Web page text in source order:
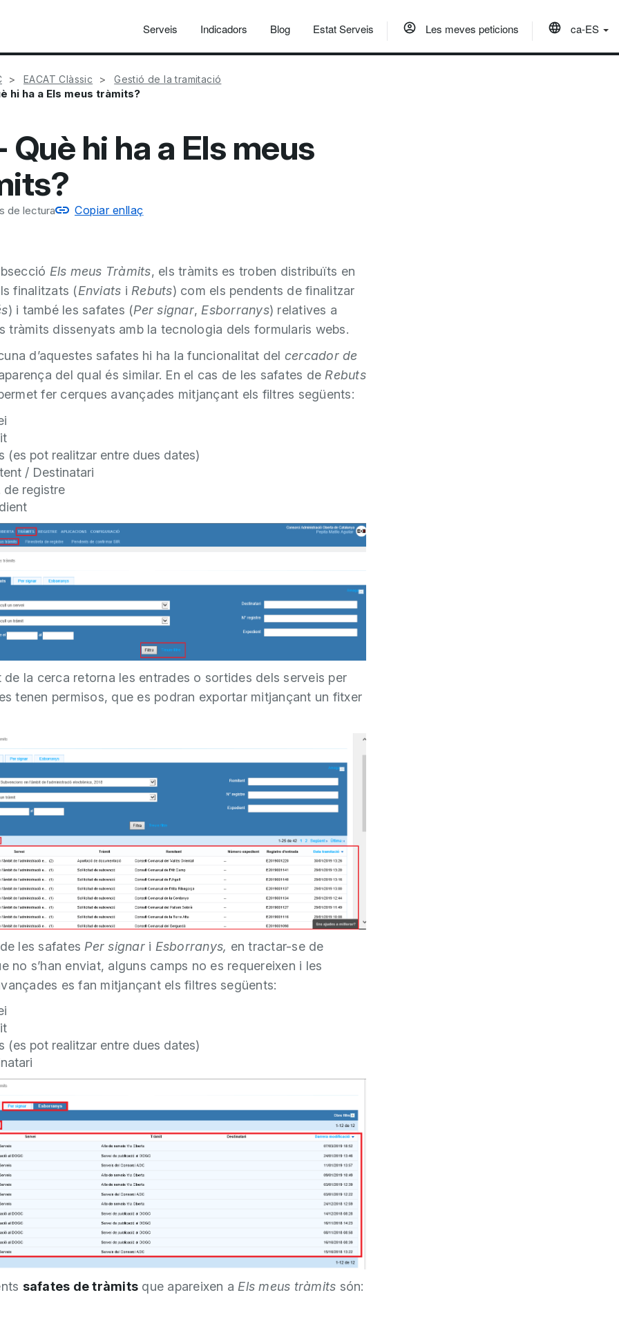
Serveis Indicadors Blog Estat Serveis Les meves peticions ca-ES
EACAT Clàssic Gestió de la tramitació
hi ha a Els meus tràmits?
Què hi ha a Els meus
de lectura Copiar enllaç
Els meus Tràmits, els tràmits es troben distribuïts en
finalitzats (Enviats i Rebuts) com els pendents de finalitzar
) i també les safates (Per signar, Esborranys) relatives a
tràmits dissenyats amb la tecnologia dels formularis webs.
d’aquestes safates hi ha la funcionalitat del cercador de
del qual és similar. En el cas de les safates de Rebuts
fer cerques avançades mitjançant els filtres següents:
(es pot realitzar entre dues dates)
/ Destinatari
de registre
de la cerca retorna les entrades o sortides dels serveis per
tenen permisos, que es podran exportar mitjançant un fitxer
les safates Per signari Esborranys, en tractar-se de
no s’han enviat, alguns camps no es requereixen i les
es fan mitjançant els filtres següents:
(es pot realitzar entre dues dates)
safates de tràmits que apareixen a Els meus tràmits són: